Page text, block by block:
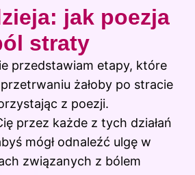
jak poezja
straty
przedstawiam etapy, które
żałoby po stracie
z poezji.
przez każde z tych działań
mógł odnaleźć ulgę w
związanych z bólem